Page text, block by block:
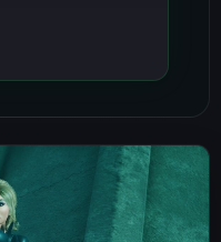
выдаст
существующих
личным